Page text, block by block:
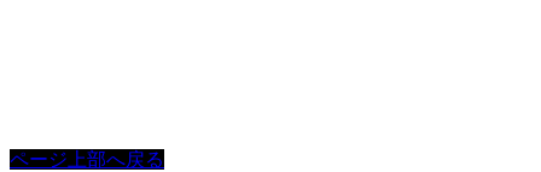
ページ上部へ戻る